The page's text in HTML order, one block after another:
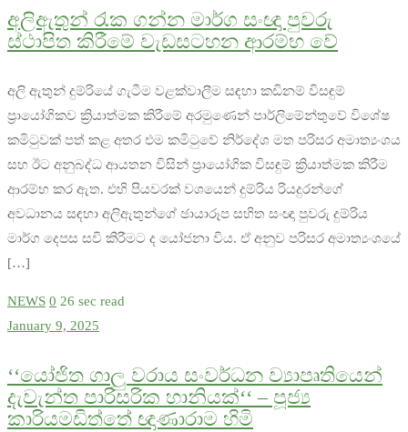
අලිඇතුන් රැක ගන්න මාර්ග සංඥා පුවරු
ස්ථාපිත කිරීමේ වැඩසටහන ආරම්භ වේ
අලි ඇතුන් දුම්රියේ ගැටීම වළක්වාලීම සඳහා කඩිනම් විසඳුම්
ප්‍රායෝගිකව ක්‍රියාත්මක කිරීමේ අරමුණෙන් පාර්ලිමේන්තුවේ විශේෂ
කමිටුවක් පත් කළ අතර එම කමිටුවේ නිර්දේශ මත පරිසර අමාත්‍යංශය
සහ ඊට අනුබද්ධ ආයතන විසින් ප්‍රායෝගික විසඳුම් ක්‍රියාත්මක කිරීම
ආරම්භ කර ඇත. එහි පියවරක් වශයෙන් දුම්රිය රියදුරන්ගේ
අවධානය සඳහා අලිඇතුන්ගේ ඡායාරූප සහිත සංඥා පුවරු දුම්රිය
මාර්ග දෙපස සවි කිරීමට ද යෝජනා විය. ඒ අනුව පරිසර අමාත්‍යංශයේ
[…]
NEWS 0 26 sec read
January 9, 2025
‘‘යෝජිත ගාලු වරාය සංවර්ධන ව්‍යාපෘතියෙන්
දැවැන්ත පාරිසරික හානියක්‘‘ – පූජ්‍ය
කාරියමඩිත්තේ ඥාණාරාම හිමි